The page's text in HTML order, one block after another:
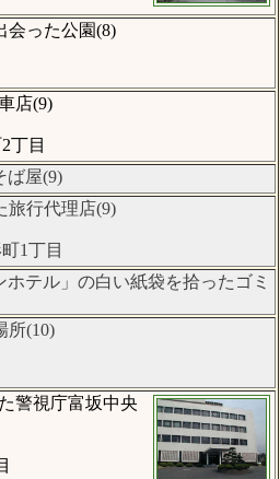
会った公園(8)
店(9)
丁目
ば屋(9)
旅行代理店(9)
1丁目
テル」の白い紙袋を拾ったゴミ
所(10)
警視庁富坂中央